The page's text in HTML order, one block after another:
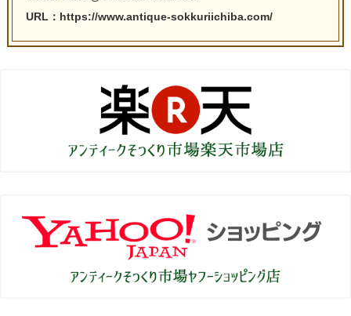
URL：https://www.antique-sokkuriichiba.com/